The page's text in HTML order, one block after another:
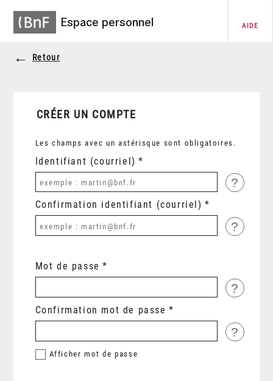
Espace personnel AIDE
Retour
CRÉER UN COMPTE
Les champs avec un astérisque sont obligatoires.
Identifiant (courriel)
?
Confirmation identifiant (courriel)
?
Mot de passe
?
Confirmation mot de passe
?
Afficher mot de passe